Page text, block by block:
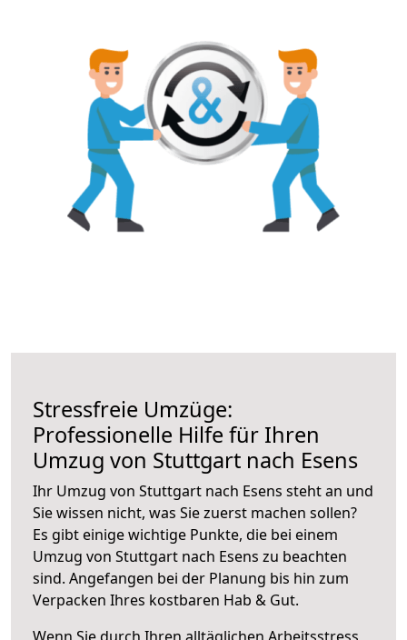
Stressfreie Umzüge:
Professionelle Hilfe für Ihren
Umzug von Stuttgart nach Esens
Ihr Umzug von Stuttgart nach Esens steht an und
Sie wissen nicht, was Sie zuerst machen sollen?
Es gibt einige wichtige Punkte, die bei einem
Umzug von Stuttgart nach Esens zu beachten
sind. Angefangen bei der Planung bis hin zum
Verpacken Ihres kostbaren Hab & Gut.